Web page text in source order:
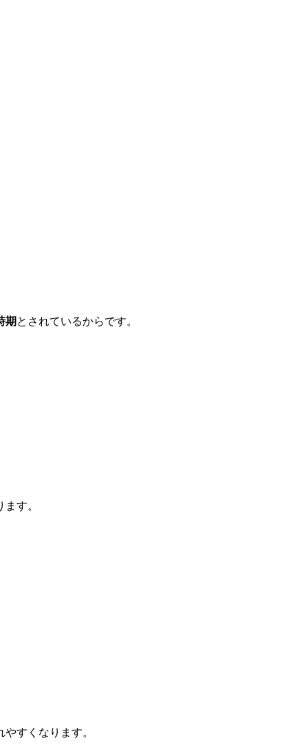
期 とされているからです。
す。
すくなります。